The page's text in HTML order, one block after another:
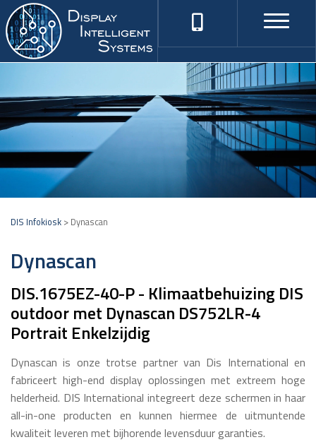
DIS Infokiosk > Dynascan
Dynascan
DIS.1675EZ-40-P - Klimaatbehuizing DIS
outdoor met Dynascan DS752LR-4
Portrait Enkelzijdig
Dynascan is onze trotse partner van Dis International en
fabriceert high-end display oplossingen met extreem hoge
helderheid. DIS International integreert deze schermen in haar
all-in-one producten en kunnen hiermee de uitmuntende
kwaliteit leveren met bijhorende levensduur garanties.